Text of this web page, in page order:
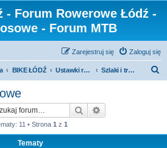
- Forum Rowerowe Łódź -
- Forum MTB
Zaloguj się
Zarejestruj się
BIKE ŁÓDŹ Ustawki rowerowe i wyprawy Szlaki i trasy rowerowe
Szukaj
11 • Strona 1 z 1
Tematy